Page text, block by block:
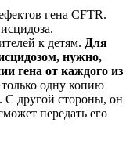
гена CFTR.
к детям. Для
нужно,
гена от каждого из
одну копию
С другой стороны, он
передать его